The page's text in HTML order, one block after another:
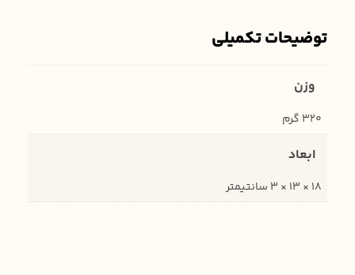
توضیحات تکمیلی
وزن
320 گرم
ابعاد
18 × 13 × 3 سانتیمتر